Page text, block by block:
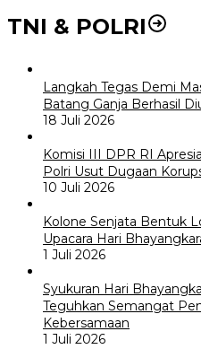
TNI & POLRI
Langkah Tegas Demi
Batang Ganja Berhasil
18 Juli 2026
Komisi III DPR RI
Polri Usut Dugaan
10 Juli 2026
Kolone Senjata Bentuk
Upacara Hari
1 Juli 2026
Syukuran Hari
Teguhkan Semangat
Kebersamaan
1 Juli 2026